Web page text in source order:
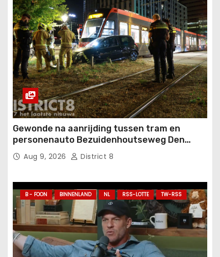
Gewonde na aanrijding tussen tram en
personenauto Bezuidenhoutseweg Den
HaagAug 9, 2026 District 8
B - FOON BINNENLAND NL RSS-LOTTE TW-RSS